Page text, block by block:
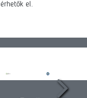
érhetők el.